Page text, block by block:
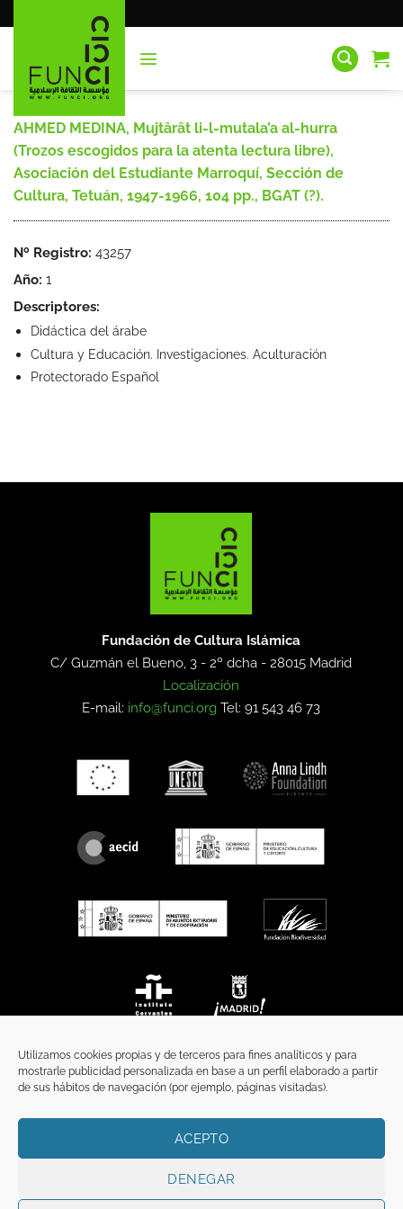
Utilizamos cookies propias y de terceros para fines analíticos y para
mostrarle publicidad personalizada en base a un perfil elaborado a partir
de sus hábitos de navegación (por ejemplo, páginas visitadas).
ACEPTO
DENEGAR
al
AHMED MEDINA, Mujtârât li-l-mutala’a al-hurra
(Trozos escogidos para la atenta lectura libre),
Asociación del Estudiante Marroquí, Sección de
Cultura, Tetuán, 1947-1966, 104 pp., BGAT (?).
Nº Registro: 43257
Año: 1
Descriptores:
Didáctica del árabe
Cultura y Educación. Investigaciones. Aculturación
Protectorado Español
Fundación de Cultura Islámica
C/ Guzmán el Bueno, 3 - 2º dcha -28015 Madrid
Localización
E-mail: info@funci.org Tel: 91 543 46 73
TÉRMINOS Y CONDICIONES
Copyright 2026 ©FunciFUNCI es titular de los derechos de propiedad